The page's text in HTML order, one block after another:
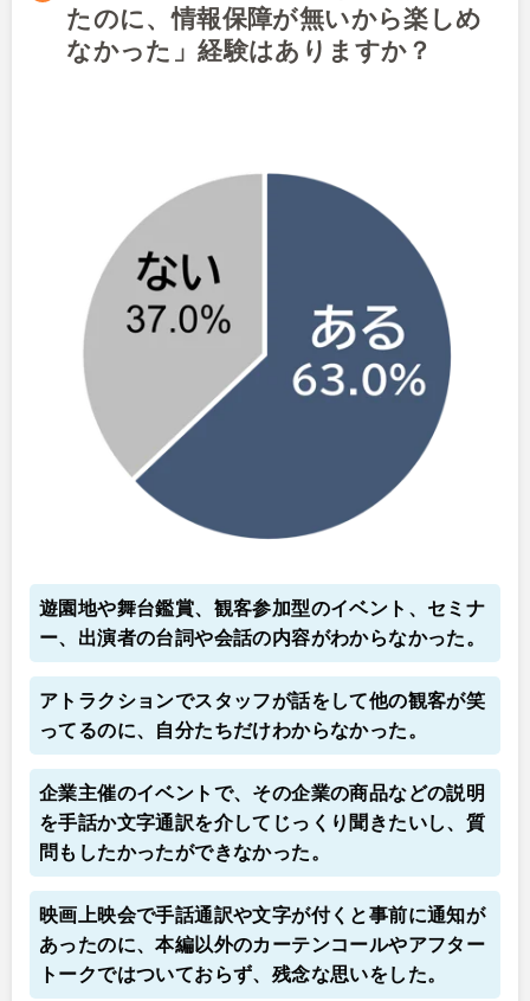
たのに、情報保障が無いから楽しめ
なかった」経験はありますか？
遊園地や舞台鑑賞、観客参加型のイベント、セミナ
ー、出演者の台詞や会話の内容がわからなかった。
アトラクションでスタッフが話をして他の観客が笑
ってるのに、自分たちだけわからなかった。
企業主催のイベントで、その企業の商品などの説明
を手話か文字通訳を介してじっくり聞きたいし、質
問もしたかったができなかった。
映画上映会で手話通訳や文字が付くと事前に通知が
あったのに、本編以外のカーテンコールやアフター
トークではついておらず、残念な思いをした。